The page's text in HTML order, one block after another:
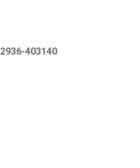
2936-403140